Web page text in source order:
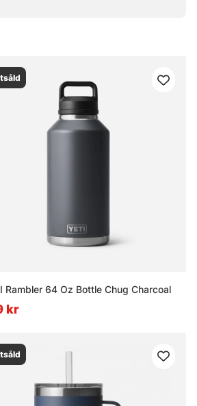
Rambler 64 Oz Bottle Chug Charcoal
kr